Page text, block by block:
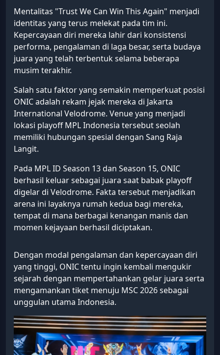
Mentalitas "Trust We Can Win This Again" menjadi
identitas yang terus melekat pada tim ini.
Kepercayaan diri mereka lahir dari konsistensi
performa, pengalaman di laga besar, serta budaya
juara yang telah terbentuk selama beberapa
musim terakhir.
Salah satu faktor yang semakin memperkuat posisi
ONIC adalah rekam jejak mereka di Jakarta
International Velodrome. Venue yang menjadi
lokasi playoff MPL Indonesia tersebut seolah
memiliki hubungan spesial dengan Sang Raja
Langit.
Pada MPL ID Season 13 dan Season 15, ONIC
berhasil keluar sebagai juara saat babak playoff
digelar di Velodrome. Fakta tersebut menjadikan
arena ini layaknya rumah kedua bagi mereka,
tempat di mana berbagai kenangan manis dan
momen kejayaan berhasil diciptakan.
Dengan modal pengalaman dan kepercayaan diri
yang tinggi, ONIC tentu ingin kembali mengukir
sejarah dengan mempertahankan gelar juara serta
mengamankan tiket menuju MSC 2026 sebagai
unggulan utama Indonesia.